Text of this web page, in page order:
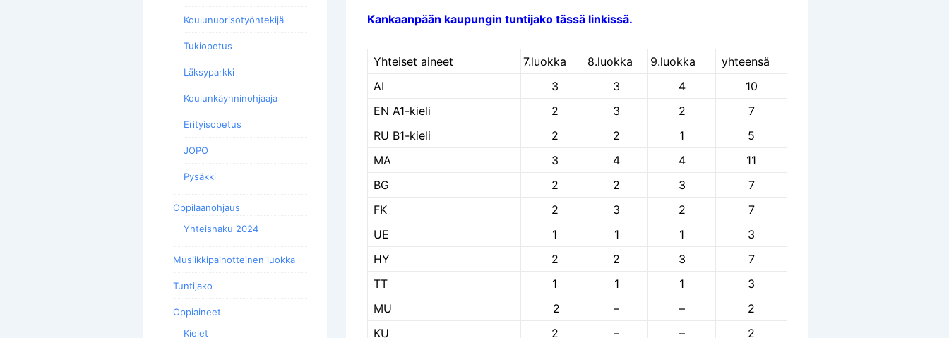
Kankaanpään kaupungin tuntijako tässä linkissä.
Yhteiset aineet 7.luokka 8.luokka 9.luokka
yhteensä
AI
3 3 4
10
EN A1-kieli
2 3 2
7
RU B1-kieli
2 2 1
5
MA
3 4 4
11
BG
2 2 3
7
FK
2 3 2
7
UE
1 1 1
3
HY
2 2 3
7
TT
1 1 1
3
MU
2 – –
2
KU
2 – –
2
Koulunuorisotyöntekijä
Tukiopetus
Läksyparkki
Koulunkäynninohjaaja
Erityisopetus
JOPO
Pysäkki
Oppilaanohjaus
Yhteishaku 2024
Musiikkipainotteinen luokka
Tuntijako
Oppiaineet
Kielet